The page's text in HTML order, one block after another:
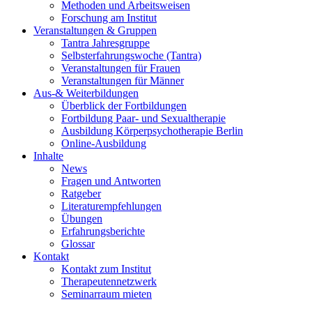
Methoden und Arbeitsweisen
Forschung am Institut
Veranstaltungen & Gruppen
Tantra Jahresgruppe
Selbsterfahrungswoche (Tantra)
Veranstaltungen für Frauen
Veranstaltungen für Männer
Aus-& Weiterbildungen
Überblick der Fortbildungen
Fortbildung Paar- und Sexualtherapie
Ausbildung Körperpsychotherapie Berlin
Online-Ausbildung
Inhalte
News
Fragen und Antworten
Ratgeber
Literaturempfehlungen
Übungen
Erfahrungsberichte
Glossar
Kontakt
Kontakt zum Institut
Therapeutennetzwerk
Seminarraum mieten